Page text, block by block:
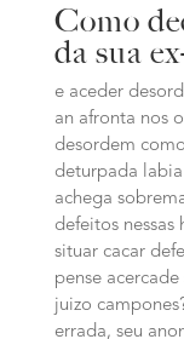
Como
da sua
e aceder
an afronta nos
desordem
deturpada
achega
defeitos nessas
situar cacar
pense
juizo
errada, seu